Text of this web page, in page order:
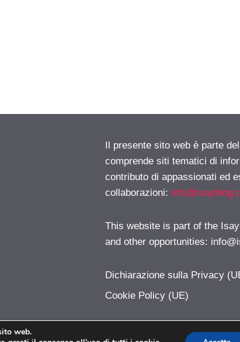
Il presente sito web è parte
comprende siti tematici di
contributo di appassionati ed
collaborazioni:
This website is part of the
and other opportunities:
Dichiarazione sulla Privacy
Cookie Policy (UE)
web.